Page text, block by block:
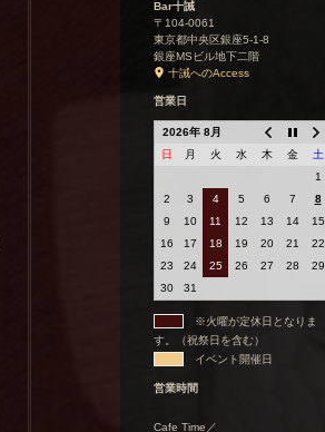
Bar十誡
〒104-0061
東京都中央区銀座5-1-8
銀座MSビル地下二階
十誡へのAccess
営業日
2026年 8月
日
月 火 水 木 金
土
1
2
3 4 5 6 7
8
9
10 11 12 13 14
15
16
17 18 19 20 21
22
23
24 25 26 27 28
29
30
31
※火曜が定休日となりま
す。（祝祭日を含む）
イベント開催日
営業時間
Cafe Time／